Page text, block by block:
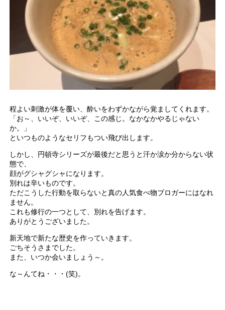
程よい刺激が体を覆い、酔いをわずかながら覚ましてくれます。
「お～、いいぞ、いいぞ、この感じ。なかなかやるじゃない
か。」
といつものようなセリフもつい飛び出します。
しかし、円頓寺シリーズが最後だと思うと汗か涙か分からない状
態で、
顔がグシャグシャになります。
別れは辛いものです。
ただこうした行動を取らないと真の人気食べ物ブロガーにはなれ
ません。
これも修行の一つとして、別れを告げます。
ありがとうございました。
新天地で新たな歴史を作っていきます。
ごちそうさまでした。
また、いつか会いましょう～。
な～んてね・・・(笑)。